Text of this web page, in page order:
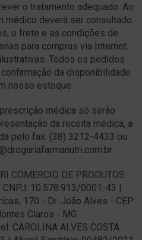
o tratamento adequado. Ao
médico deverá ser consultado.
o frete e as condições de
para compras via Internet.
Todos os pedidos
da disponibilidade
nosso estoque.
médica só serão
da receita médica, a
pelo fax: (38) 3212-4433 ou
COMERCIO DE PRODUTOS
CNPJ: 10.578.913/0001-43 |
170 - Dr. João Alves - CEP:
Claros - MG
CAROLINA ALVES COSTA